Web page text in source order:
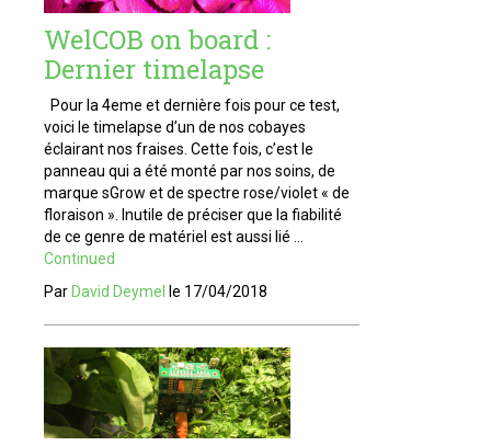
WelCOB on board :
Dernier timelapse
Pour la 4eme et dernière fois pour ce test,
voici le timelapse d’un de nos cobayes
éclairant nos fraises. Cette fois, c’est le
panneau qui a été monté par nos soins, de
marque sGrow et de spectre rose/violet « de
floraison ». Inutile de préciser que la fiabilité
de ce genre de matériel est aussi lié …
Continued
Par David Deymel le 17/04/2018